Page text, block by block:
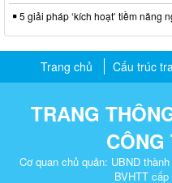
5 giải pháp ‘kích hoạt’ tiềm năng
Trang chủ Cấu trúc
TRANG
CÔNG
Cơ quan chủ quản: UBND
BVHTT